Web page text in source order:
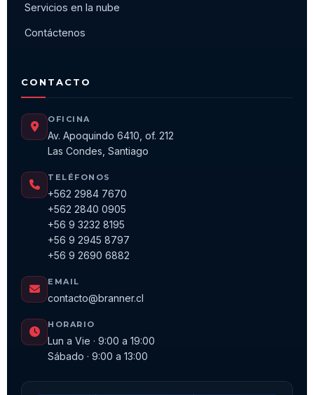
Servicios en la nube
Contáctenos
CONTACTO
OFICINA
Av. Apoquindo 6410, of. 212
Las Condes, Santiago
TELÉFONOS
+562 2984 7670
+562 2840 0905
+56 9 3232 8195
+56 9 2945 8797
+56 9 2690 6882
EMAIL
contacto@branner.cl
HORARIO
Lun a Vie · 9:00 a 19:00
Sábado · 9:00 a 13:00